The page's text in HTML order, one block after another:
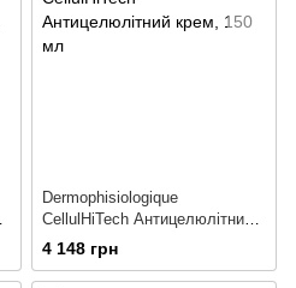
Dermophisiologique
CellulHiTech Антицелюлітний
крем
4 148 грн